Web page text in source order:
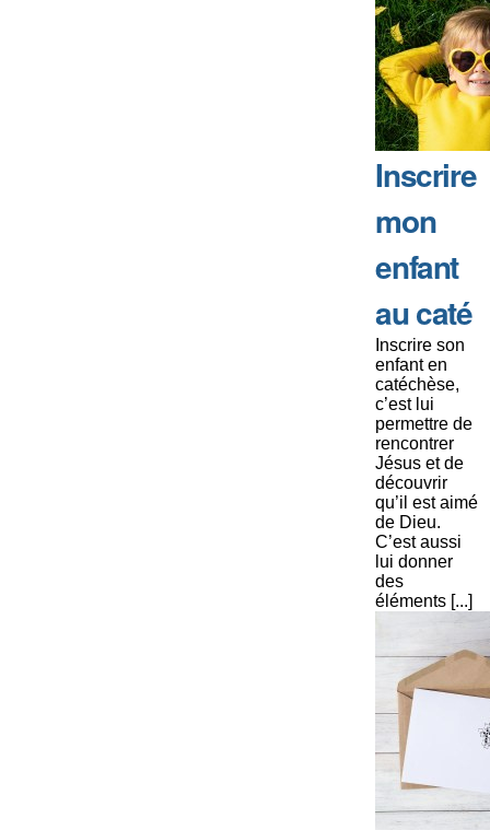
Inscrire
mon
enfant
au caté
Inscrire son
enfant en
catéchèse,
c’est lui
permettre de
rencontrer
Jésus et de
découvrir
qu’il est aimé
de Dieu.
C’est aussi
lui donner
des
éléments [...]